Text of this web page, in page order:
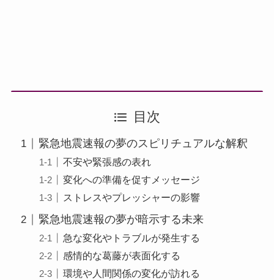
目次
緊急地震速報の夢のスピリチュアルな解釈
不安や緊張感の表れ
変化への準備を促すメッセージ
ストレスやプレッシャーの影響
緊急地震速報の夢が暗示する未来
急な変化やトラブルが発生する
感情的な葛藤が表面化する
環境や人間関係の変化が訪れる